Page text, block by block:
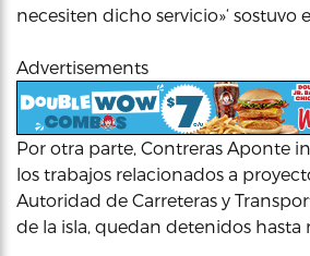
necesiten dicho servicio»‘ sostuvo
Advertisements
Por otra parte, Contreras Aponte
los trabajos relacionados a
Autoridad de Carreteras y
de la isla, quedan detenidos hasta